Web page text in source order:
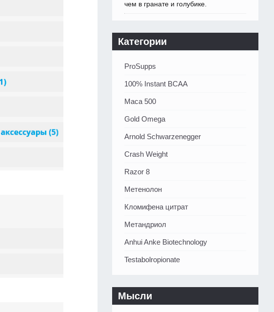
чем в гранате и голубике.
Категории
ProSupps
100% Instant BCAA
Maca 500
Gold Omega
Arnold Schwarzenegger
Crash Weight
Razor 8
Метенолон
Кломифена цитрат
Метандриол
Anhui Anke Biotechnology
Testabolropionate
Мысли